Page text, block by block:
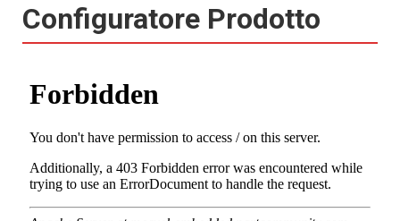
Configuratore Prodotto